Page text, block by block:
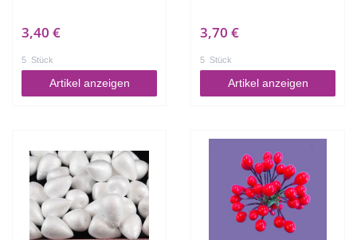
3,40 €
5 Stück
Artikel anzeigen
3,70 €
5 Stück
Artikel anzeigen